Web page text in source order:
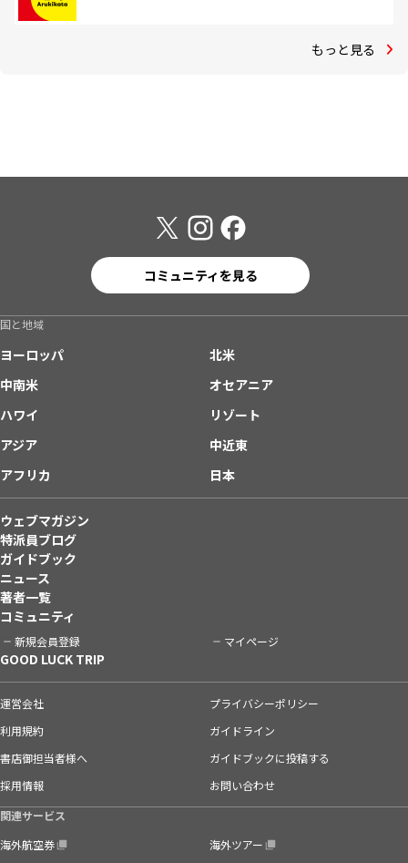
もっと見る
コミュニティを見る
国と地域
ヨーロッパ
北米
中南米
オセアニア
ハワイ
リゾート
アジア
中近東
アフリカ
日本
ウェブマガジン
特派員ブログ
ガイドブック
ニュース
著者一覧
コミュニティ
新規会員登録 マイページ
GOOD LUCK TRIP
運営会社
プライバシーポリシー
利用規約
ガイドライン
書店御担当者様へ
ガイドブックに投稿する
採用情報
お問い合わせ
関連サービス
海外航空券
海外ツアー